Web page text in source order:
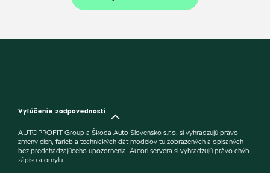
Vylúčenie zodpovednosti
AUTOPROFIT Group a Škoda Auto Slovensko s.r.o. si vyhradzujú právo
zmeny cien, farieb a technických dát modelov tu zobrazených a opísaných
bez predchádzajúceho upozornenia. Autori servera si vyhradzujú právo chýb
zápisu a omylu.